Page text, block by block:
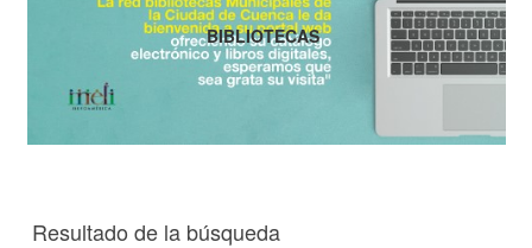
Resultado de la búsqueda
BIBLIOTECAS